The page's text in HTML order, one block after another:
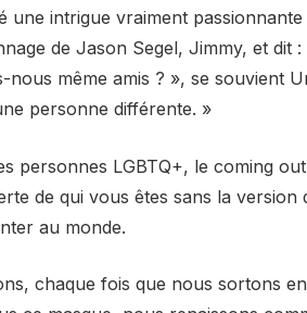
une intrigue vraiment
de Jason Segel, Jimmy, et dit
même amis ? », se souvient
personne différente. »
personnes LGBTQ+, le coming out
de qui vous êtes sans la
au monde.
chaque fois que nous sortons